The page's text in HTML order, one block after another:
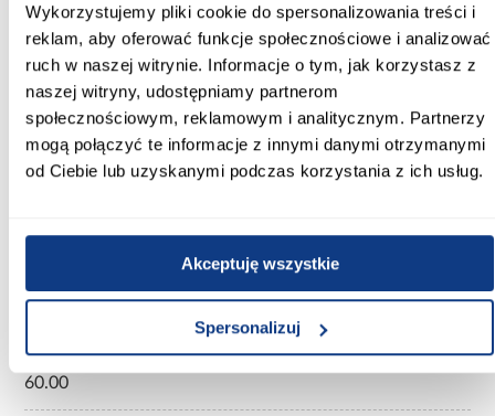
Wykorzystujemy pliki cookie do spersonalizowania treści i
reklam, aby oferować funkcje społecznościowe i analizować
ruch w naszej witrynie. Informacje o tym, jak korzystasz z
naszej witryny, udostępniamy partnerom
społecznościowym, reklamowym i analitycznym. Partnerzy
mogą połączyć te informacje z innymi danymi otrzymanymi
od Ciebie lub uzyskanymi podczas korzystania z ich usług.
Akceptuję wszystkie
Spersonalizuj
Korpus szafki kuchennej Grey D11 60
Informacje Transport Do pobrania
Materiał wykonania:
płyta meblowa laminowana
mat
Szerokość [cm]:
60.00